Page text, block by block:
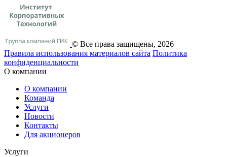
© Все права защищены, 2026
Правила использования материалов сайта Политика
конфиденциальности
О компании
О компании
Команда
Услуги
Новости
Контакты
Для акционеров
Услуги